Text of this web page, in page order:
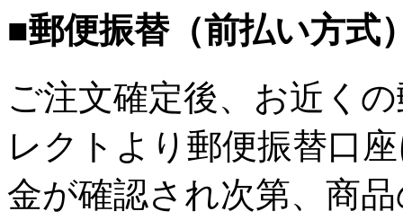
■郵便振替（前払い方式
ご注文確定後、お近く
レクトより郵便振替口
金が確認され次第、商